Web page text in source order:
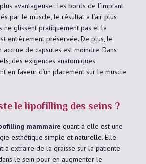
avantageuse : les bords de l’implant
par le muscle, le résultat a l’air plus
ne glissent pratiquement pas et la
entièrement préservée. De plus, le
de capsules est moindre. Dans
des exigences anatomiques
en faveur d’un placement sur le muscle
le lipofilling des seins ?
mammaire quant à elle est une
esthétique simple et naturelle. Elle
à extraire de la graisse sur la patiente
le sein pour en augmenter le